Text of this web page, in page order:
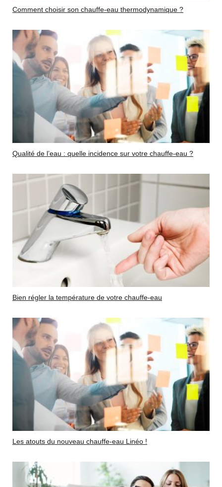
Comment choisir son chauffe-eau thermodynamique ?
Qualité de l’eau : quelle incidence sur votre chauffe-eau ?
Bien régler la température de votre chauffe-eau
Les atouts du nouveau chauffe-eau Linéo !